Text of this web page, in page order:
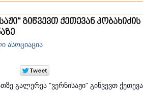
გიწვევთ ქეთევან
ასოციაცია
გალერეა "ვერნისაჟი" გიწვევთ